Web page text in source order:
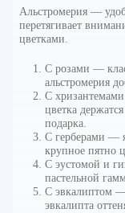
Альстромерия —
перетягивает
цветками.
С розами —
альстромерия
С
цветка
подарка.
С герберами —
крупное пятно
С эустомой и
пастельной
С эвкалиптом —
эвкалипта